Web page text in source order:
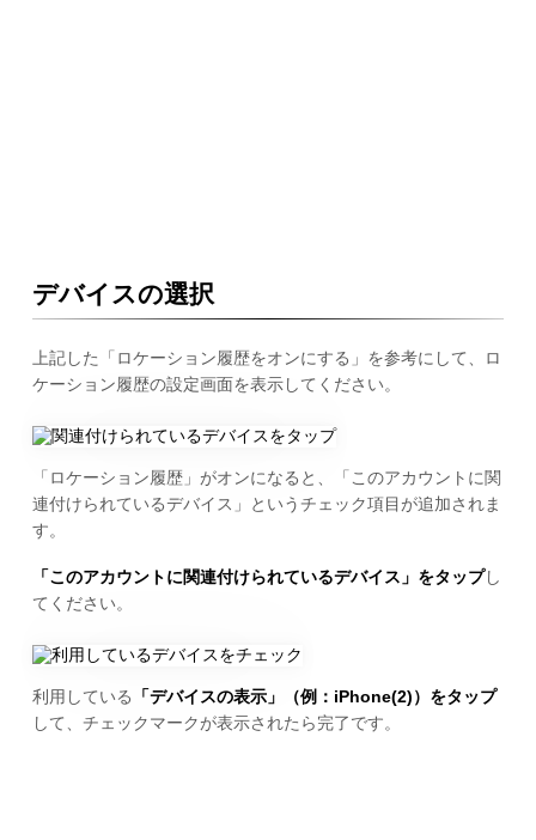
デバイスの選択
上記した「ロケーション履歴をオンにする」を参考にして、ロ
ケーション履歴の設定画面を表示してください。
「ロケーション履歴」がオンになると、「このアカウントに関
連付けられているデバイス」というチェック項目が追加されま
す。
「このアカウントに関連付けられているデバイス」をタップし
てください。
利用している
「デバイスの表示」（例：iPhone(2)）をタップ
して、チェックマークが表示されたら完了です。